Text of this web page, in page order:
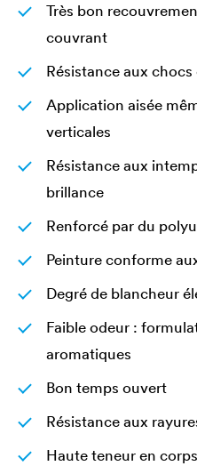
Très bon
couvrant
Résistance aux
Application aisée
verticales
Résistance aux
brillance
Renforcé par du
Peinture conforme
Degré de blancheur
Faible odeur :
aromatiques
Bon temps ouvert
Résistance aux
Haute teneur en